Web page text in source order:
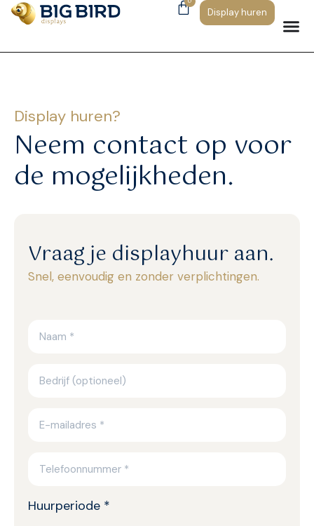
Display huren
Display huren?
Neem contact op voor
de mogelijkheden.
Vraag je displayhuur aan.
Snel, eenvoudig en zonder verplichtingen.
Huurperiode *